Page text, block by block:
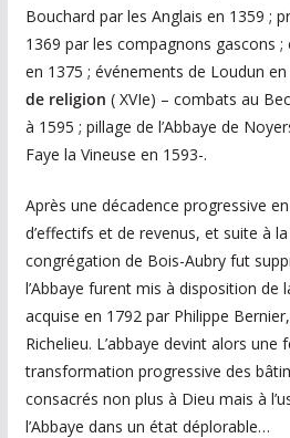
Bouchard par les Anglais en 1359 ;
1369 par les compagnons gascons
en 1375 ; événements de Loudun
de religion ( XVIe) – combats au
à 1595 ; pillage de l’Abbaye de
Faye la Vineuse en 1593-.
Après une décadence progressive
d’effectifs et de revenus, et suite à la
congrégation de Bois-Aubry fut
l’Abbaye furent mis à disposition de
acquise en 1792 par Philippe
Richelieu. L’abbaye devint alors une
transformation progressive des
consacrés non plus à Dieu mais à
l’Abbaye dans un état déplorable…